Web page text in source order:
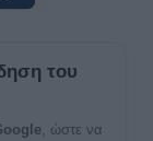
του
, ώστε να